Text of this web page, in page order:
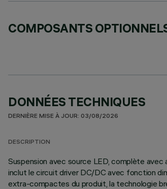
COMPOSANTS
DONNÉES TECHNIQUES
DERNIÈRE MISE À JOUR: 03/08/2026
DESCRIPTION
Suspension avec source LED, complète avec
inclut le circuit driver DC/DC avec fonction
extra-compactes du produit, la technologie